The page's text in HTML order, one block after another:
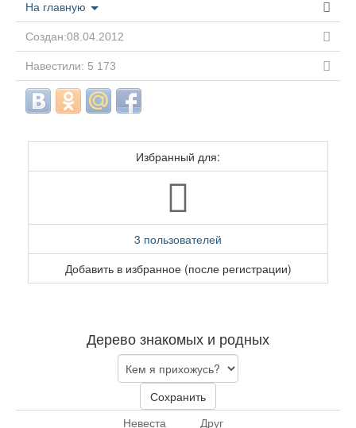
На главную
Создан:08.04.2012
Навестили: 5 173
Избранный для:
3 пользователей
Добавить в избранное (после регистрации)
Дерево знакомых и родных
Сохранить
Невеста
Друг